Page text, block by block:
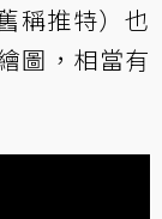
稱推特）也
圖，相當有